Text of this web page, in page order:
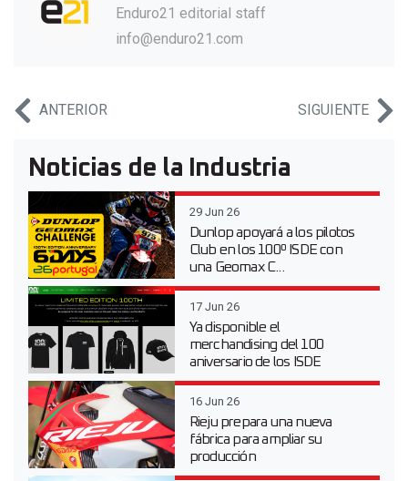
Enduro21 editorial staff
info@enduro21.com
ANTERIOR SIGUIENTE
Noticias de la Industria
29 Jun 26
Dunlop apoyará a los pilotos
Club en los 100º ISDE con
una Geomax C...
17 Jun 26
Ya disponible el
merchandising del 100
aniversario de los ISDE
16 Jun 26
Rieju prepara una nueva
fábrica para ampliar su
producción